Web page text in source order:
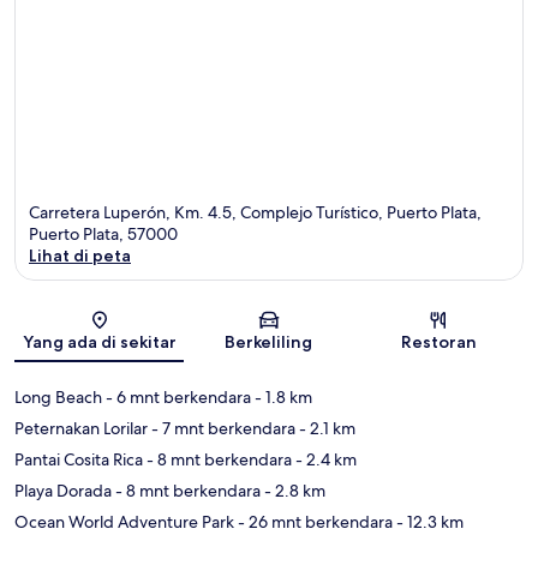
Carretera Luperón, Km. 4.5, Complejo Turístico, Puerto Plata,
Puerto Plata, 57000
Lihat di peta
Yang ada di sekitar Berkeliling Restoran
Long Beach- 6 mnt berkendara- 1.8 km
Peternakan Lorilar- 7 mnt berkendara- 2.1 km
Pantai Cosita Rica- 8 mnt berkendara- 2.4 km
Playa Dorada- 8 mnt berkendara- 2.8 km
Ocean World Adventure Park- 26 mnt berkendara- 12.3 km